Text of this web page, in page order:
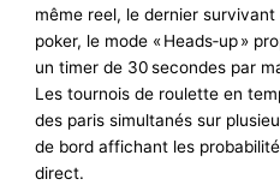
même reel, le dernier
poker, le mode « Heads‑up »
un timer de 30 secondes par
Les tournois de roulette en
des paris simultanés sur
de bord affichant les
direct.